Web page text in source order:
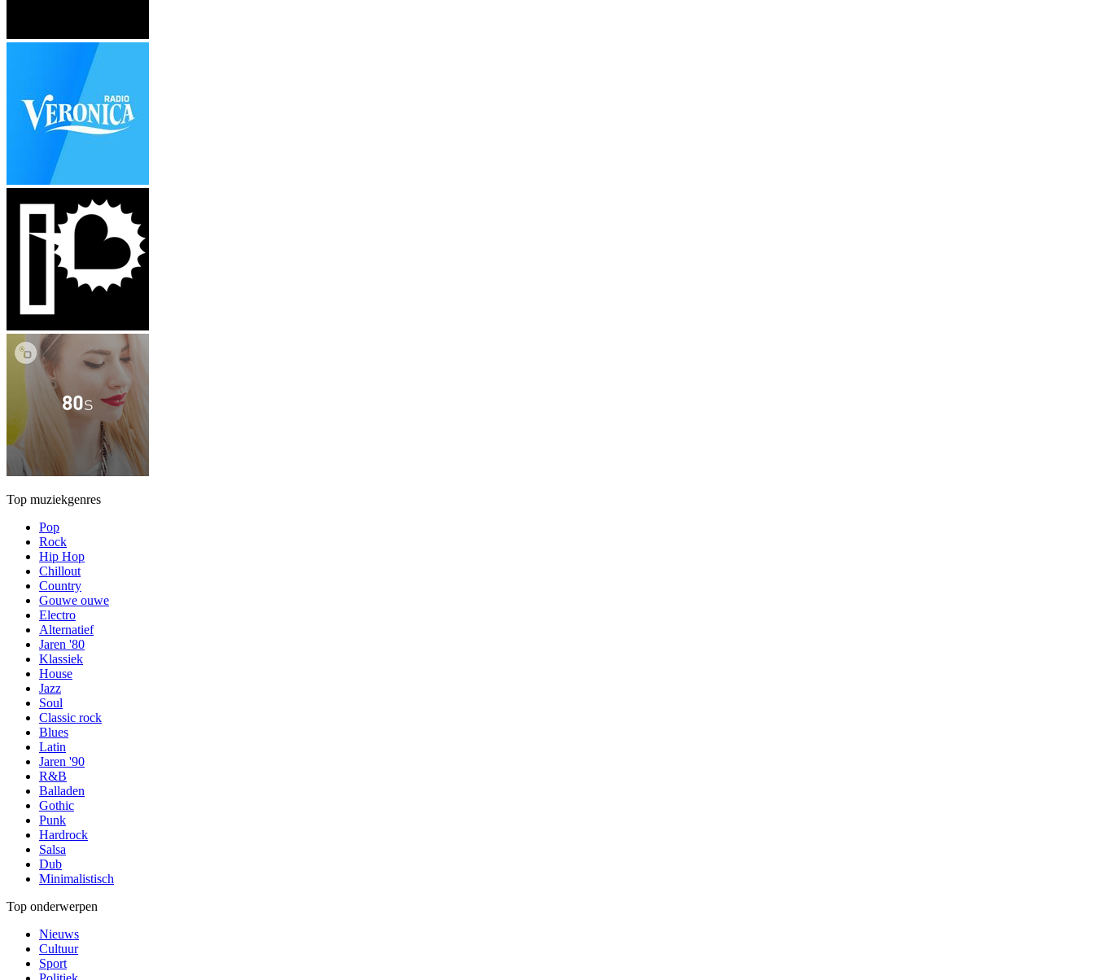
Top muziekgenres
Pop
Rock
Hip Hop
Chillout
Country
Gouwe ouwe
Electro
Alternatief
Jaren '80
Klassiek
House
Jazz
Soul
Classic rock
Blues
Latin
Jaren '90
R&B
Balladen
Gothic
Punk
Hardrock
Salsa
Dub
Minimalistisch
Top onderwerpen
Nieuws
Cultuur
Sport